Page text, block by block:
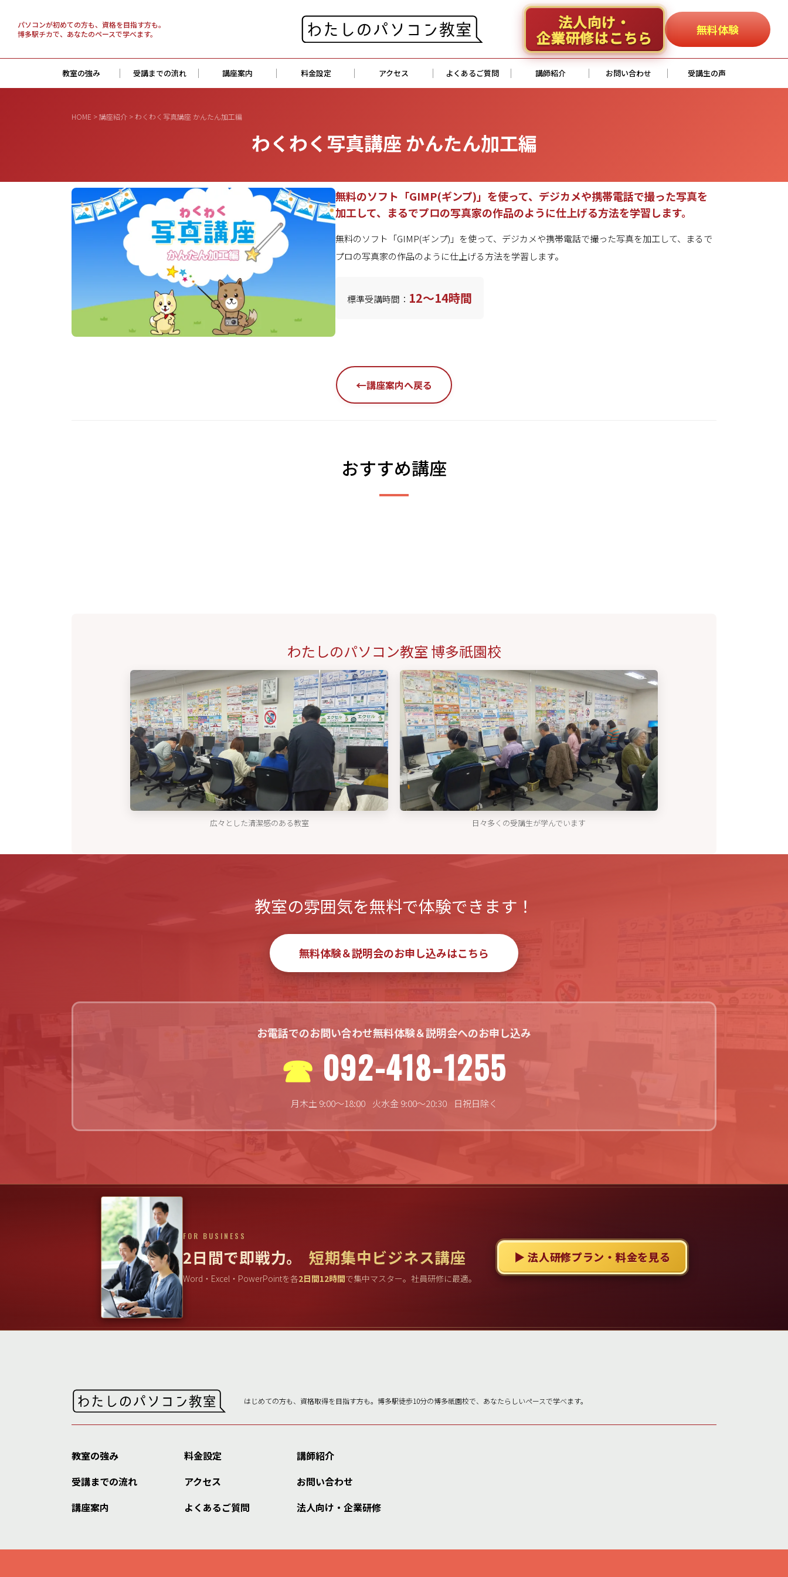
パソコンが初めての方も、資格を目指す方も。
博多駅チカで、あなたのペースで学べます。
法人向け・
企業研修はこちら 無料体験
教室の強み 受講までの流れ 講座案内 料金設定 アクセス よくあるご質問 講師紹介 お問い合わせ 受講生の声
HOME >講座紹介 > わくわく写真講座 かんたん加工編
わくわく写真講座 かんたん加工編
無料のソフト「GIMP(ギンプ)」を使って、デジカメや携帯電話で撮った写真を
加工して、まるでプロの写真家の作品のように仕上げる方法を学習します。
無料のソフト「GIMP(ギンプ)」を使って、デジカメや携帯電話で撮った写真を加工して、まるで
プロの写真家の作品のように仕上げる方法を学習します。
標準受講時間： 12～14時間
←講座案内へ戻る
おすすめ講座
わたしのパソコン教室 博多祇園校
広々とした清潔感のある教室 日々多くの受講生が学んでいます
教室の雰囲気を無料で体験できます！
無料体験＆説明会のお申し込みはこちら
お電話でのお問い合わせ無料体験＆説明会へのお申し込み
092-418-1255
月木土 9:00〜18:00 火水金 9:00〜20:30 日祝日除く
FOR BUSINESS
2日間で即戦力。 短期集中ビジネス講座
Word・Excel・PowerPointを各2日間12時間で集中マスター。社員研修に最適。
▶ 法人研修プラン・料金を見る
はじめての方も、資格取得を目指す方も。博多駅徒歩10分の博多祇園校で、あなたらしいペースで学べます。
教室の強み
受講までの流れ
講座案内
料金設定
アクセス
よくあるご質問
講師紹介
お問い合わせ
法人向け・企業研修